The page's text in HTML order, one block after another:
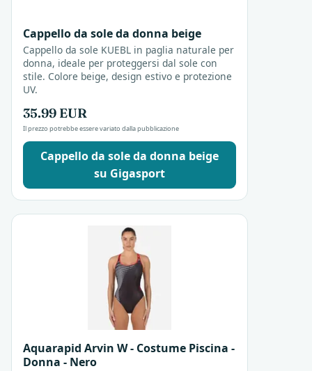
Cappello da sole da donna beige
Cappello da sole KUEBL in paglia naturale per
donna, ideale per proteggersi dal sole con
stile. Colore beige, design estivo e protezione
UV.
35.99 EUR
Il prezzo potrebbe essere variato dalla pubblicazione
Cappello da sole da donna beige
su Gigasport
Aquarapid Arvin W - Costume Piscina -
Donna - Nero